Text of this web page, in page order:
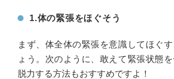
1.体の緊張をほぐそう
まず、体全体の緊張を意識してほぐ
ょう。次のように、敢えて緊張状態
脱力する方法もおすすめですよ！